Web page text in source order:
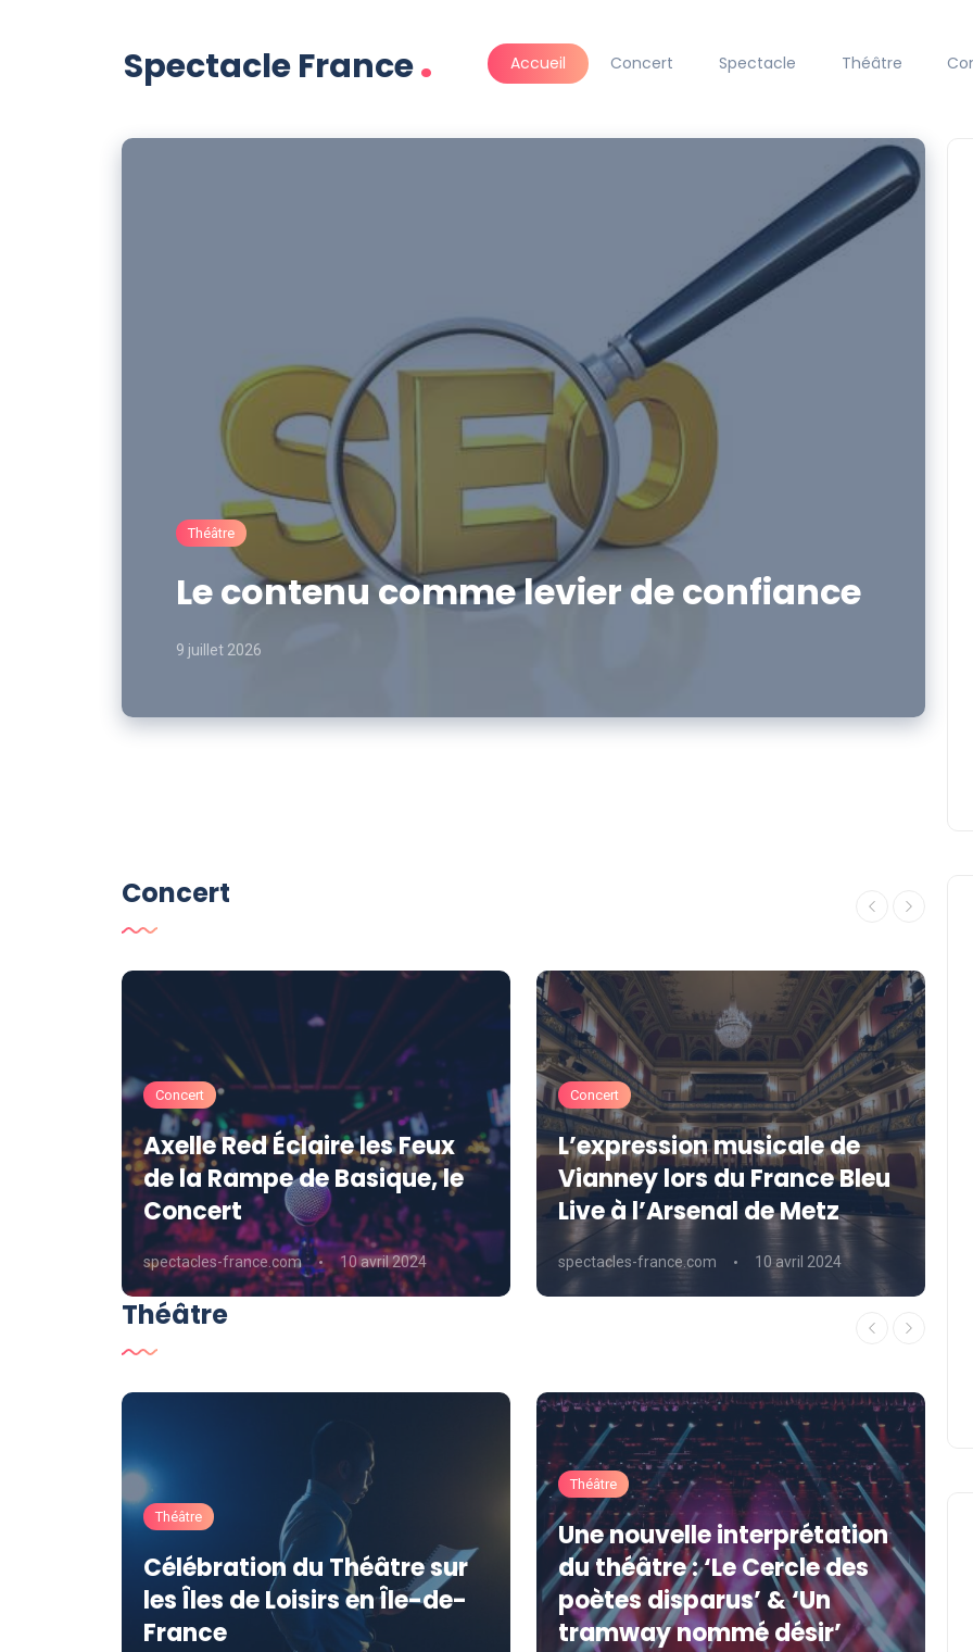
Spectacle France. Accueil Concert Spectacle Théâtre
Théâtre
Le contenu comme levier de confiance
9 juillet 2026
Concert
Concert
Axelle Red Éclaire les Feux
de la Rampe de Basique, le
Concert
spectacles-france.com 10 avril 2024
Concert
L’expression musicale de
Vianney lors du France Bleu
Live à l’Arsenal de Metz
spectacles-france.com 10 avril 2024
Théâtre
Théâtre
Célébration du Théâtre sur
les Îles de Loisirs en Île-de-
France
Théâtre
Une nouvelle interprétation
du théâtre : ‘Le Cercle des
poètes disparus’ & ‘Un
tramway nommé désir’